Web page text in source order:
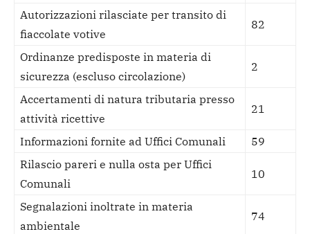
Autorizzazioni rilasciate per transito di
fiaccolate votive
82
Ordinanze predisposte in materia di
sicurezza (escluso circolazione)
2
Accertamenti di natura tributaria presso
attività ricettive
21
Informazioni fornite ad Uffici Comunali
59
Rilascio pareri e nulla osta per Uffici
Comunali
10
Segnalazioni inoltrate in materia
ambientale
74